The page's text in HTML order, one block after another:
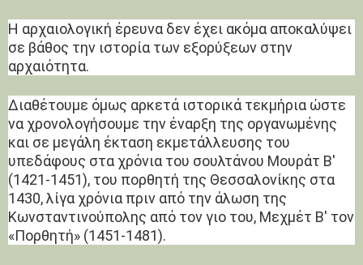
Η αρχαιολογική έρευνα δεν έχει ακόμα αποκαλύψει
σε βάθος την ιστορία των εξορύξεων στην
αρχαιότητα.
Διαθέτουμε όμως αρκετά ιστορικά τεκμήρια ώστε
να χρονολογήσουμε την έναρξη της οργανωμένης
και σε μεγάλη έκταση εκμετάλλευσης του
υπεδάφους στα χρόνια του σουλτάνου Μουράτ Β'
(1421-1451), του πορθητή της Θεσσαλονίκης στα
1430, λίγα χρόνια πριν από την άλωση της
Κωνσταντινούπολης από τον γιο του, Μεχμέτ Β' τον
«Πορθητή» (1451-1481).